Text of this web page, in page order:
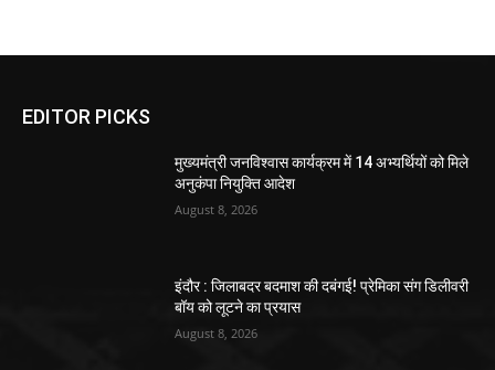
EDITOR PICKS
मुख्यमंत्री जनविश्वास कार्यक्रम में 14 अभ्यर्थियों को मिले
अनुकंपा नियुक्ति आदेश
August 8, 2026
इंदौर : जिलाबदर बदमाश की दबंगई! प्रेमिका संग डिलीवरी
बॉय को लूटने का प्रयास
August 8, 2026